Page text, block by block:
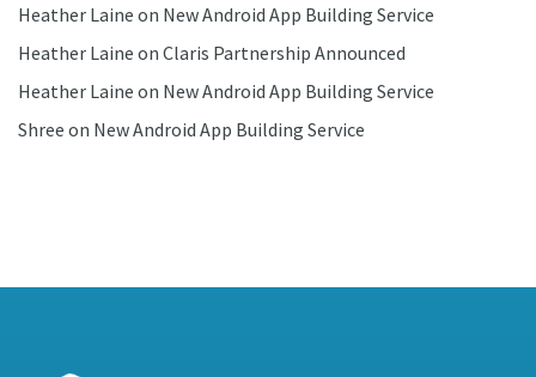
Heather Laine on New Android App Building Service
Heather Laine on Claris Partnership Announced
Heather Laine on New Android App Building Service
Shree on New Android App Building Service